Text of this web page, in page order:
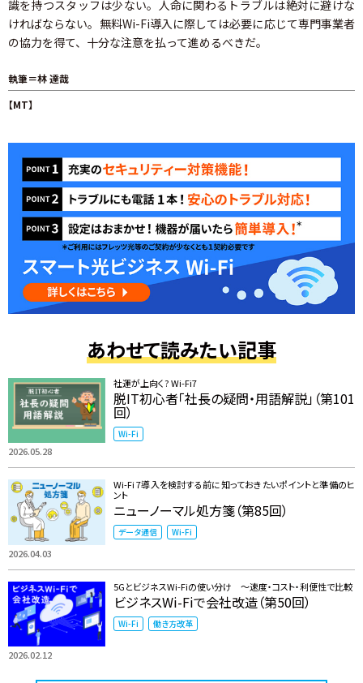
識を持つスタッフは少ない。人命に関わるトラブルは絶対に避けな
ければならない。無料Wi-Fi導入に際しては必要に応じて専門事業者
の協力を得て、十分な注意を払って進めるべきだ。
執筆＝林 達哉
【MT】
あわせて読みたい記事
2026.05.28
社運が上向く? Wi-Fi7
脱IT初心者「社長の疑問・用語解説」（第101
回）
Wi-Fi
2026.04.03
Wi-Fi 7導入を検討する前に知っておきたいポイントと準備のヒ
ント
ニューノーマル処方箋（第85回）
データ通信 Wi-Fi
2026.02.12
5GとビジネスWi-Fiの使い分け ～速度・コスト・利便性で比較
ビジネスWi-Fiで会社改造（第50回）
Wi-Fi 働き方改革